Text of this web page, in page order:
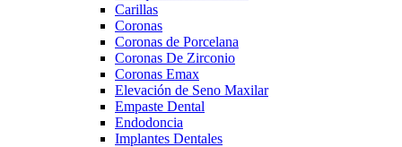
Carillas
Coronas
Coronas de Porcelana
Coronas De Zirconio
Coronas Emax
Elevación de Seno Maxilar
Empaste Dental
Endodoncia
Implantes Dentales